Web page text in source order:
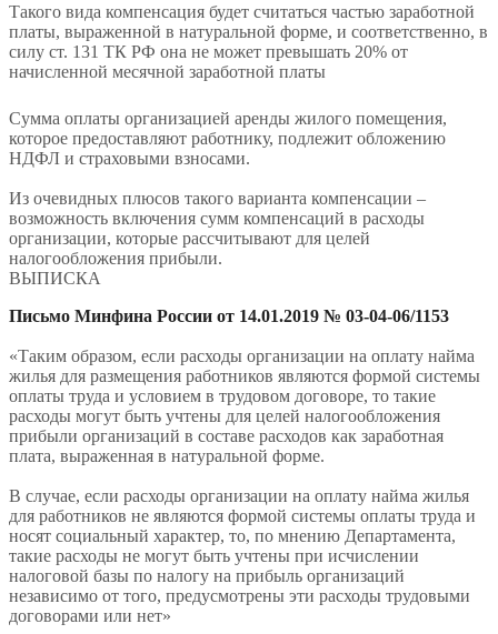
Такого вида компенсация будет считаться частью заработной
платы, выраженной в натуральной форме, и соответственно, в
силу ст. 131 ТК РФ она не может превышать 20% от
начисленной месячной заработной платы
Сумма оплаты организацией аренды жилого помещения,
которое предоставляют работнику, подлежит обложению
НДФЛ и страховыми взносами.
Из очевидных плюсов такого варианта компенсации –
возможность включения сумм компенсаций в расходы
организации, которые рассчитывают для целей
налогообложения прибыли.
ВЫПИСКА
Письмо Минфина России от 14.01.2019 № 03-04-06/1153
«Таким образом, если расходы организации на оплату найма
жилья для размещения работников являются формой системы
оплаты труда и условием в трудовом договоре, то такие
расходы могут быть учтены для целей налогообложения
прибыли организаций в составе расходов как заработная
плата, выраженная в натуральной форме.
В случае, если расходы организации на оплату найма жилья
для работников не являются формой системы оплаты труда и
носят социальный характер, то, по мнению Департамента,
такие расходы не могут быть учтены при исчислении
налоговой базы по налогу на прибыль организаций
независимо от того, предусмотрены эти расходы трудовыми
договорами или нет»